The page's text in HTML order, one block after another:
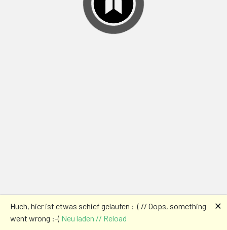
Huch, hier ist etwas schief gelaufen :-( // Oops, something
went wrong :-( Neu laden // Reload
🗙